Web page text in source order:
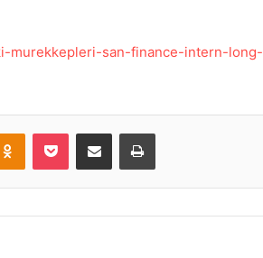
murekkepleri-san-finance-intern-long-